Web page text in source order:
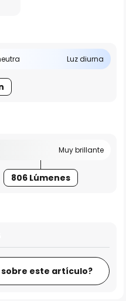
Luz diurna
Muy brillante
806 Lúmenes
este artículo?